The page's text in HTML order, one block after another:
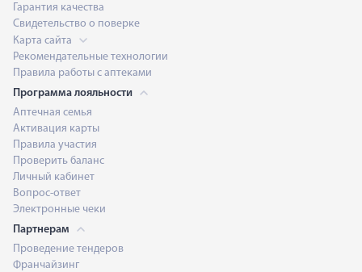
Гарантия качества
Свидетельство о поверке
Карта сайта
Рекомендательные технологии
Правила работы с аптеками
Программа лояльности
Аптечная семья
Активация карты
Правила участия
Проверить баланс
Личный кабинет
Вопрос-ответ
Электронные чеки
Партнерам
Проведение тендеров
Франчайзинг